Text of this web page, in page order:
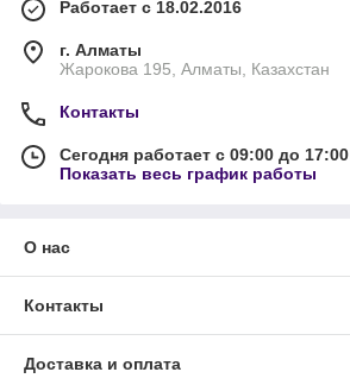
Работает с 18.02.2016
г. Алматы
Жарокова 195, Алматы, Казахстан
Контакты
Сегодня работает с 09:00 до 17:00
Показать весь график работы
О нас
Контакты
Доставка и оплата